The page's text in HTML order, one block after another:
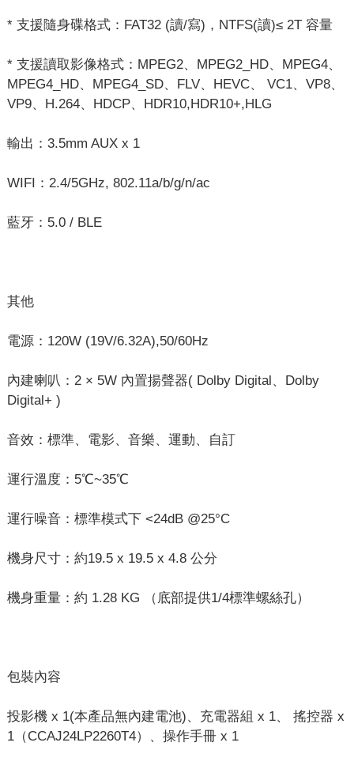
* 支援隨身碟格式：FAT32 (讀/寫)，NTFS(讀)≤ 2T 容量
* 支援讀取影像格式：MPEG2、MPEG2_HD、MPEG4、
MPEG4_HD、MPEG4_SD、FLV、HEVC、 VC1、VP8、
VP9、H.264、HDCP、HDR10,HDR10+,HLG
輸出：3.5mm AUX x 1
WIFI：2.4/5GHz, 802.11a/b/g/n/ac
藍牙：5.0 / BLE
其他
電源：120W (19V/6.32A),50/60Hz
內建喇叭：2 × 5W 內置揚聲器( Dolby Digital、Dolby
Digital+ )
音效：標準、電影、音樂、運動、自訂
運行溫度：5℃~35℃
運行噪音：標準模式下 <24dB @25°C
機身尺寸：約19.5 x 19.5 x 4.8 公分
機身重量：約 1.28 KG （底部提供1/4標準螺絲孔）
包裝內容
投影機 x 1(本產品無內建電池)、充電器組 x 1、 搖控器 x
1（CCAJ24LP2260T4）、操作手冊 x 1